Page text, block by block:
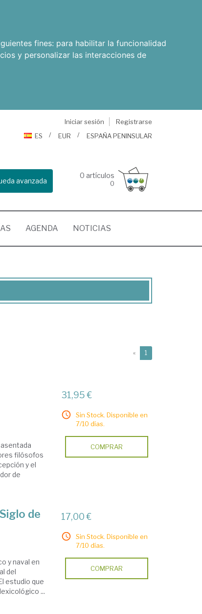
fines: para habilitar la funcionalidad
y personalizar las interacciones de
Iniciar sesión
Registrarse
ES
EUR ESPAÑA PENINSULAR
avanzada
0 artículos
0
AGENDA NOTICIAS
« 1
filósofos
y el
de
31,95 €
Sin Stock. Disponible en
7/10 días.
COMPRAR
de
y naval en
del
estudio que
...
17,00 €
Sin Stock. Disponible en
7/10 días.
COMPRAR